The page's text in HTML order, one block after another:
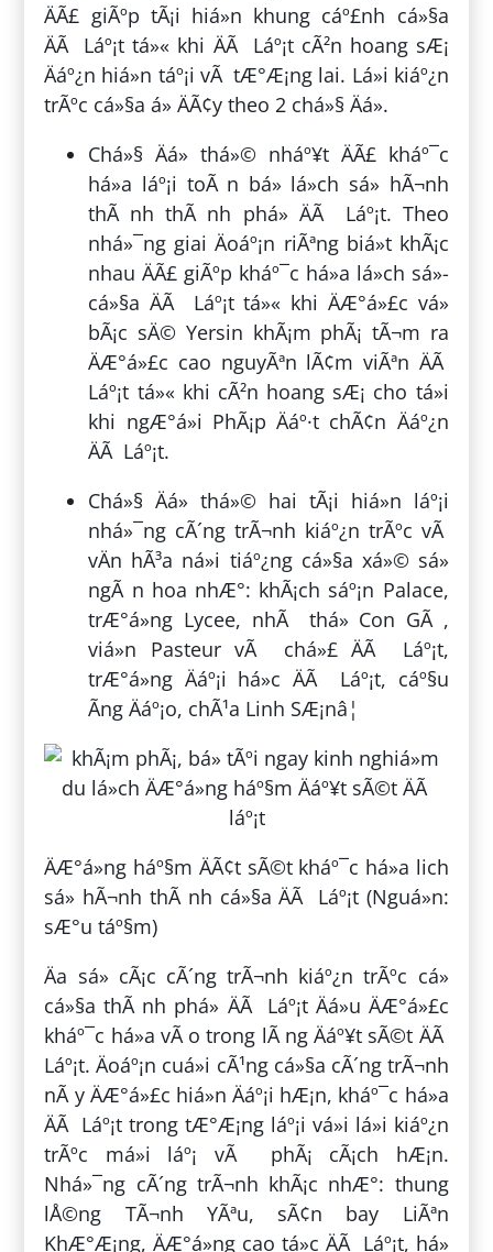
ÄÃ£ giÃºp tÃ¡i hiá»n khung cáº£nh cá»§a
ÄÃ Láº¡t tá»« khi ÄÃ Láº¡t cÃ²n hoang sÆ¡
Äáº¿n hiá»n táº¡i vÃ tÆ°Æ¡ng lai. Lá»i kiáº¿n
trÃºc cá»§a á» ÄÃ¢y theo 2 chá»§ Äá».
Chá»§ Äá» thá»© nháº¥t ÄÃ£ kháº¯c
há»a láº¡i toÃ n bá» lá»ch sá»­ hÃ¬nh
thÃ nh thÃ nh phá» ÄÃ Láº¡t. Theo
nhá»¯ng giai Äoáº¡n riÃªng biá»t khÃ¡c
nhau ÄÃ£ giÃºp kháº¯c há»a lá»ch sá»­
cá»§a ÄÃ Láº¡t tá»« khi ÄÆ°á»£c vá»
bÃ¡c sÄ© Yersin khÃ¡m phÃ¡ tÃ¬m ra
ÄÆ°á»£c cao nguyÃªn lÃ¢m viÃªn ÄÃ
Láº¡t tá»« khi cÃ²n hoang sÆ¡ cho tá»i
khi ngÆ°á»i PhÃ¡p Äáº·t chÃ¢n Äáº¿n
ÄÃ Láº¡t.
Chá»§ Äá» thá»© hai tÃ¡i hiá»n láº¡i
nhá»¯ng cÃ´ng trÃ¬nh kiáº¿n trÃºc vÃ
vÄn hÃ³a ná»i tiáº¿ng cá»§a xá»© sá»
ngÃ n hoa nhÆ°: khÃ¡ch sáº¡n Palace,
trÆ°á»ng Lycee, nhÃ thá» Con GÃ ,
viá»n Pasteur vÃ chá»£ ÄÃ Láº¡t,
trÆ°á»ng Äáº¡i há»c ÄÃ Láº¡t, cáº§u
Ãng Äáº¡o, chÃ¹a Linh SÆ¡nâ¦
ÄÆ°á»ng háº§m ÄÃ¢t sÃ©t kháº¯c há»a lich
sá»­ hÃ¬nh thÃ nh cá»§a ÄÃ Láº¡t (Nguá»n:
sÆ°u táº§m)
Äa sá» cÃ¡c cÃ´ng trÃ¬nh kiáº¿n trÃºc cá»
cá»§a thÃ nh phá» ÄÃ Láº¡t Äá»u ÄÆ°á»£c
kháº¯c há»a vÃ o trong lÃ ng Äáº¥t sÃ©t ÄÃ
Láº¡t. Äoáº¡n cuá»i cÃ¹ng cá»§a cÃ´ng trÃ¬nh
nÃ y ÄÆ°á»£c hiá»n Äáº¡i hÆ¡n, kháº¯c há»a
ÄÃ Láº¡t trong tÆ°Æ¡ng láº¡i vá»i lá»i kiáº¿n
trÃºc má»i láº¡ vÃ phÃ¡ cÃ¡ch hÆ¡n.
Nhá»¯ng cÃ´ng trÃ¬nh khÃ¡c nhÆ°: thung
lÅ©ng TÃ¬nh YÃªu, sÃ¢n bay LiÃªn
KhÆ°Æ¡ng, ÄÆ°á»ng cao tá»c ÄÃ Láº¡t, há»